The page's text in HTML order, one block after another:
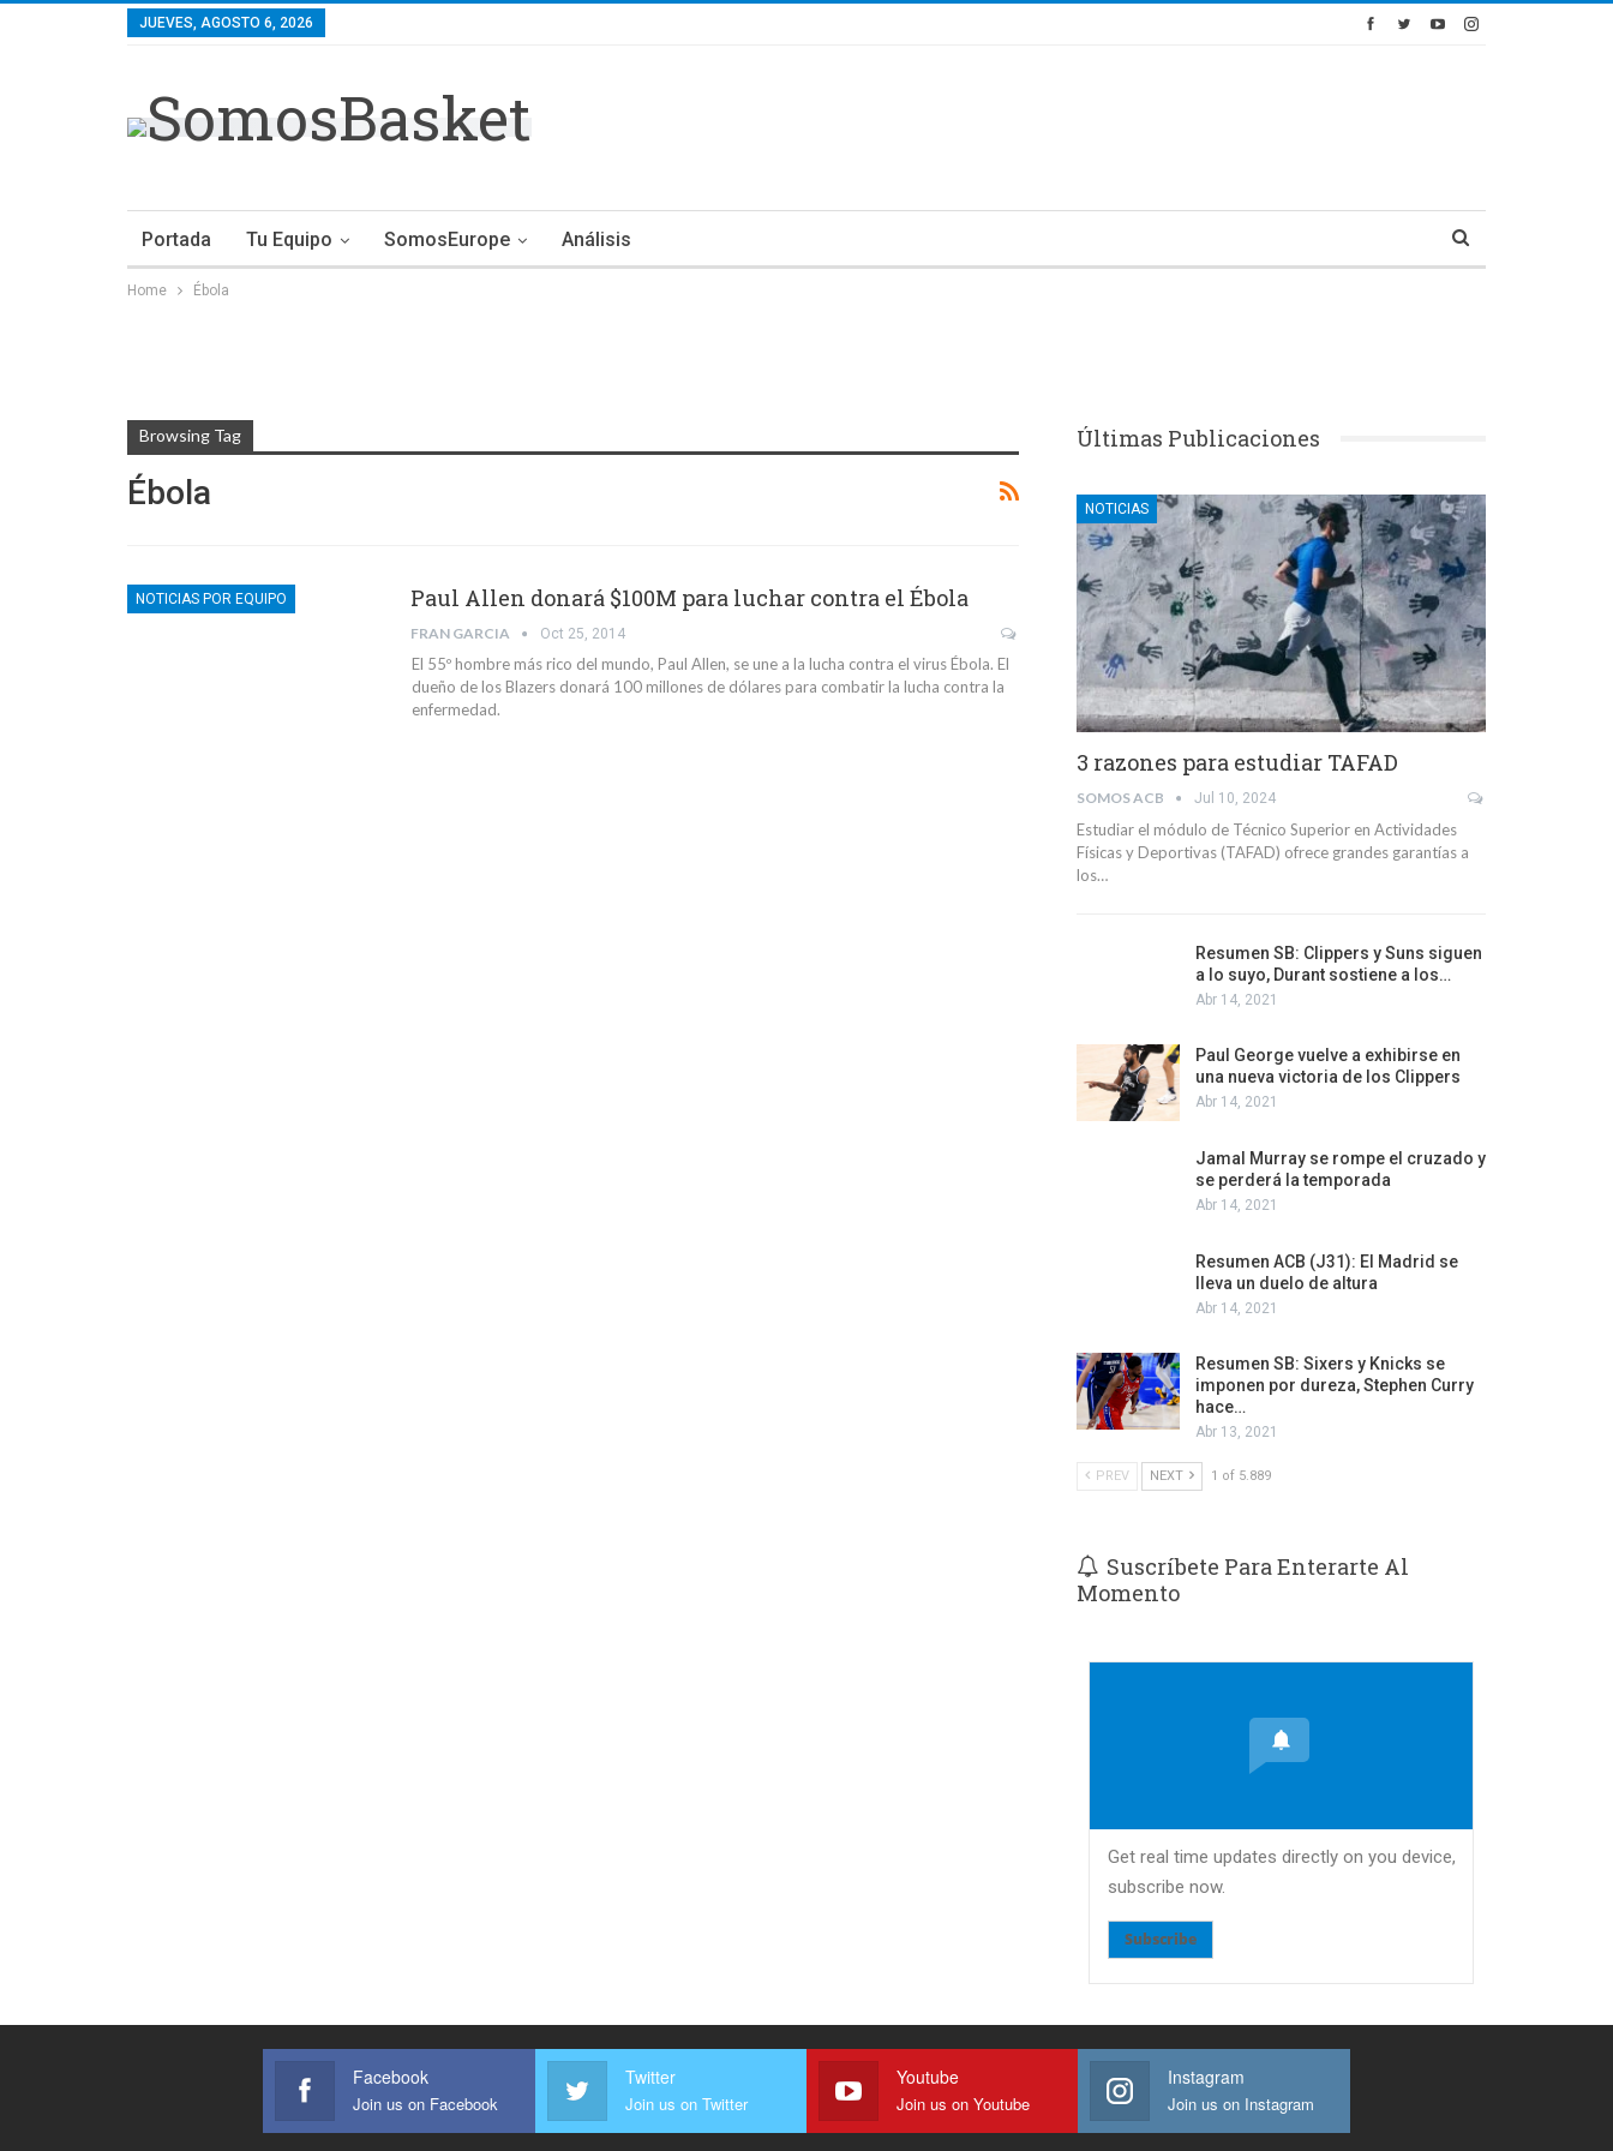
JUEVES, AGOSTO 6, 2026
Portada Tu Equipo SomosEurope Análisis
Home Ébola
Browsing Tag
Ébola
NOTICIAS POR EQUIPO Paul Allen donará $100M para luchar contra el Ébola
FRAN GARCIA Oct 25, 2014
El 55º hombre más rico del mundo, Paul Allen, se une a la lucha contra el virus Ébola. El
dueño de los Blazers donará 100 millones de dólares para combatir la lucha contra la
enfermedad.
Últimas Publicaciones
NOTICIAS
3 razones para estudiar TAFAD
SOMOS ACB Jul 10, 2024
Estudiar el módulo de Técnico Superior en Actividades
Físicas y Deportivas (TAFAD) ofrece grandes garantías a
los…
Resumen SB: Clippers y Suns siguen
a lo suyo, Durant sostiene a los…
Abr 14, 2021
Paul George vuelve a exhibirse en
una nueva victoria de los Clippers
Abr 14, 2021
Jamal Murray se rompe el cruzado y
se perderá la temporada
Abr 14, 2021
Resumen ACB (J31): El Madrid se
lleva un duelo de altura
Abr 14, 2021
Resumen SB: Sixers y Knicks se
imponen por dureza, Stephen Curry
hace…
Abr 13, 2021
PREV NEXT 1 of 5.889
Suscríbete Para Enterarte Al
Momento
Get real time updates directly on you device,
subscribe now.
Subscribe
Facebook
Join us on Facebook
Twitter
Join us on Twitter
Youtube
Join us on Youtube
Instagram
Join us on Instagram